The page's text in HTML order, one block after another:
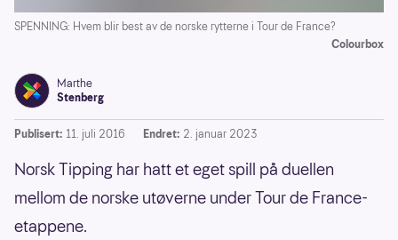
SPENNING: Hvem blir best av de norske rytterne i Tour de France?
Colourbox
Marthe
Stenberg
Publisert: 11. juli 2016 Endret: 2. januar 2023
Norsk Tipping har hatt et eget spill på duellen
mellom de norske utøverne under Tour de France-
etappene.